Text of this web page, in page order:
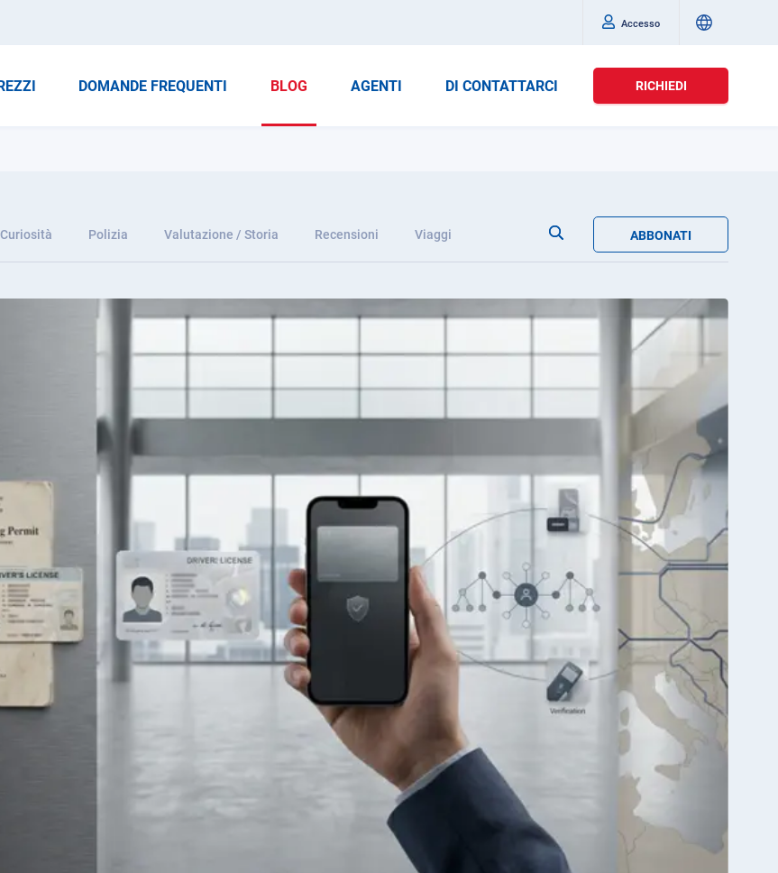
Accesso
DOMANDE FREQUENTI BLOG AGENTI DI CONTATTARCI RICHIEDI
Curiosità Polizia Valutazione / Storia Recensioni Viaggi ABBONATI